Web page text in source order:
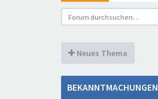
Neues Thema
BEKANNTMACHUNGEN